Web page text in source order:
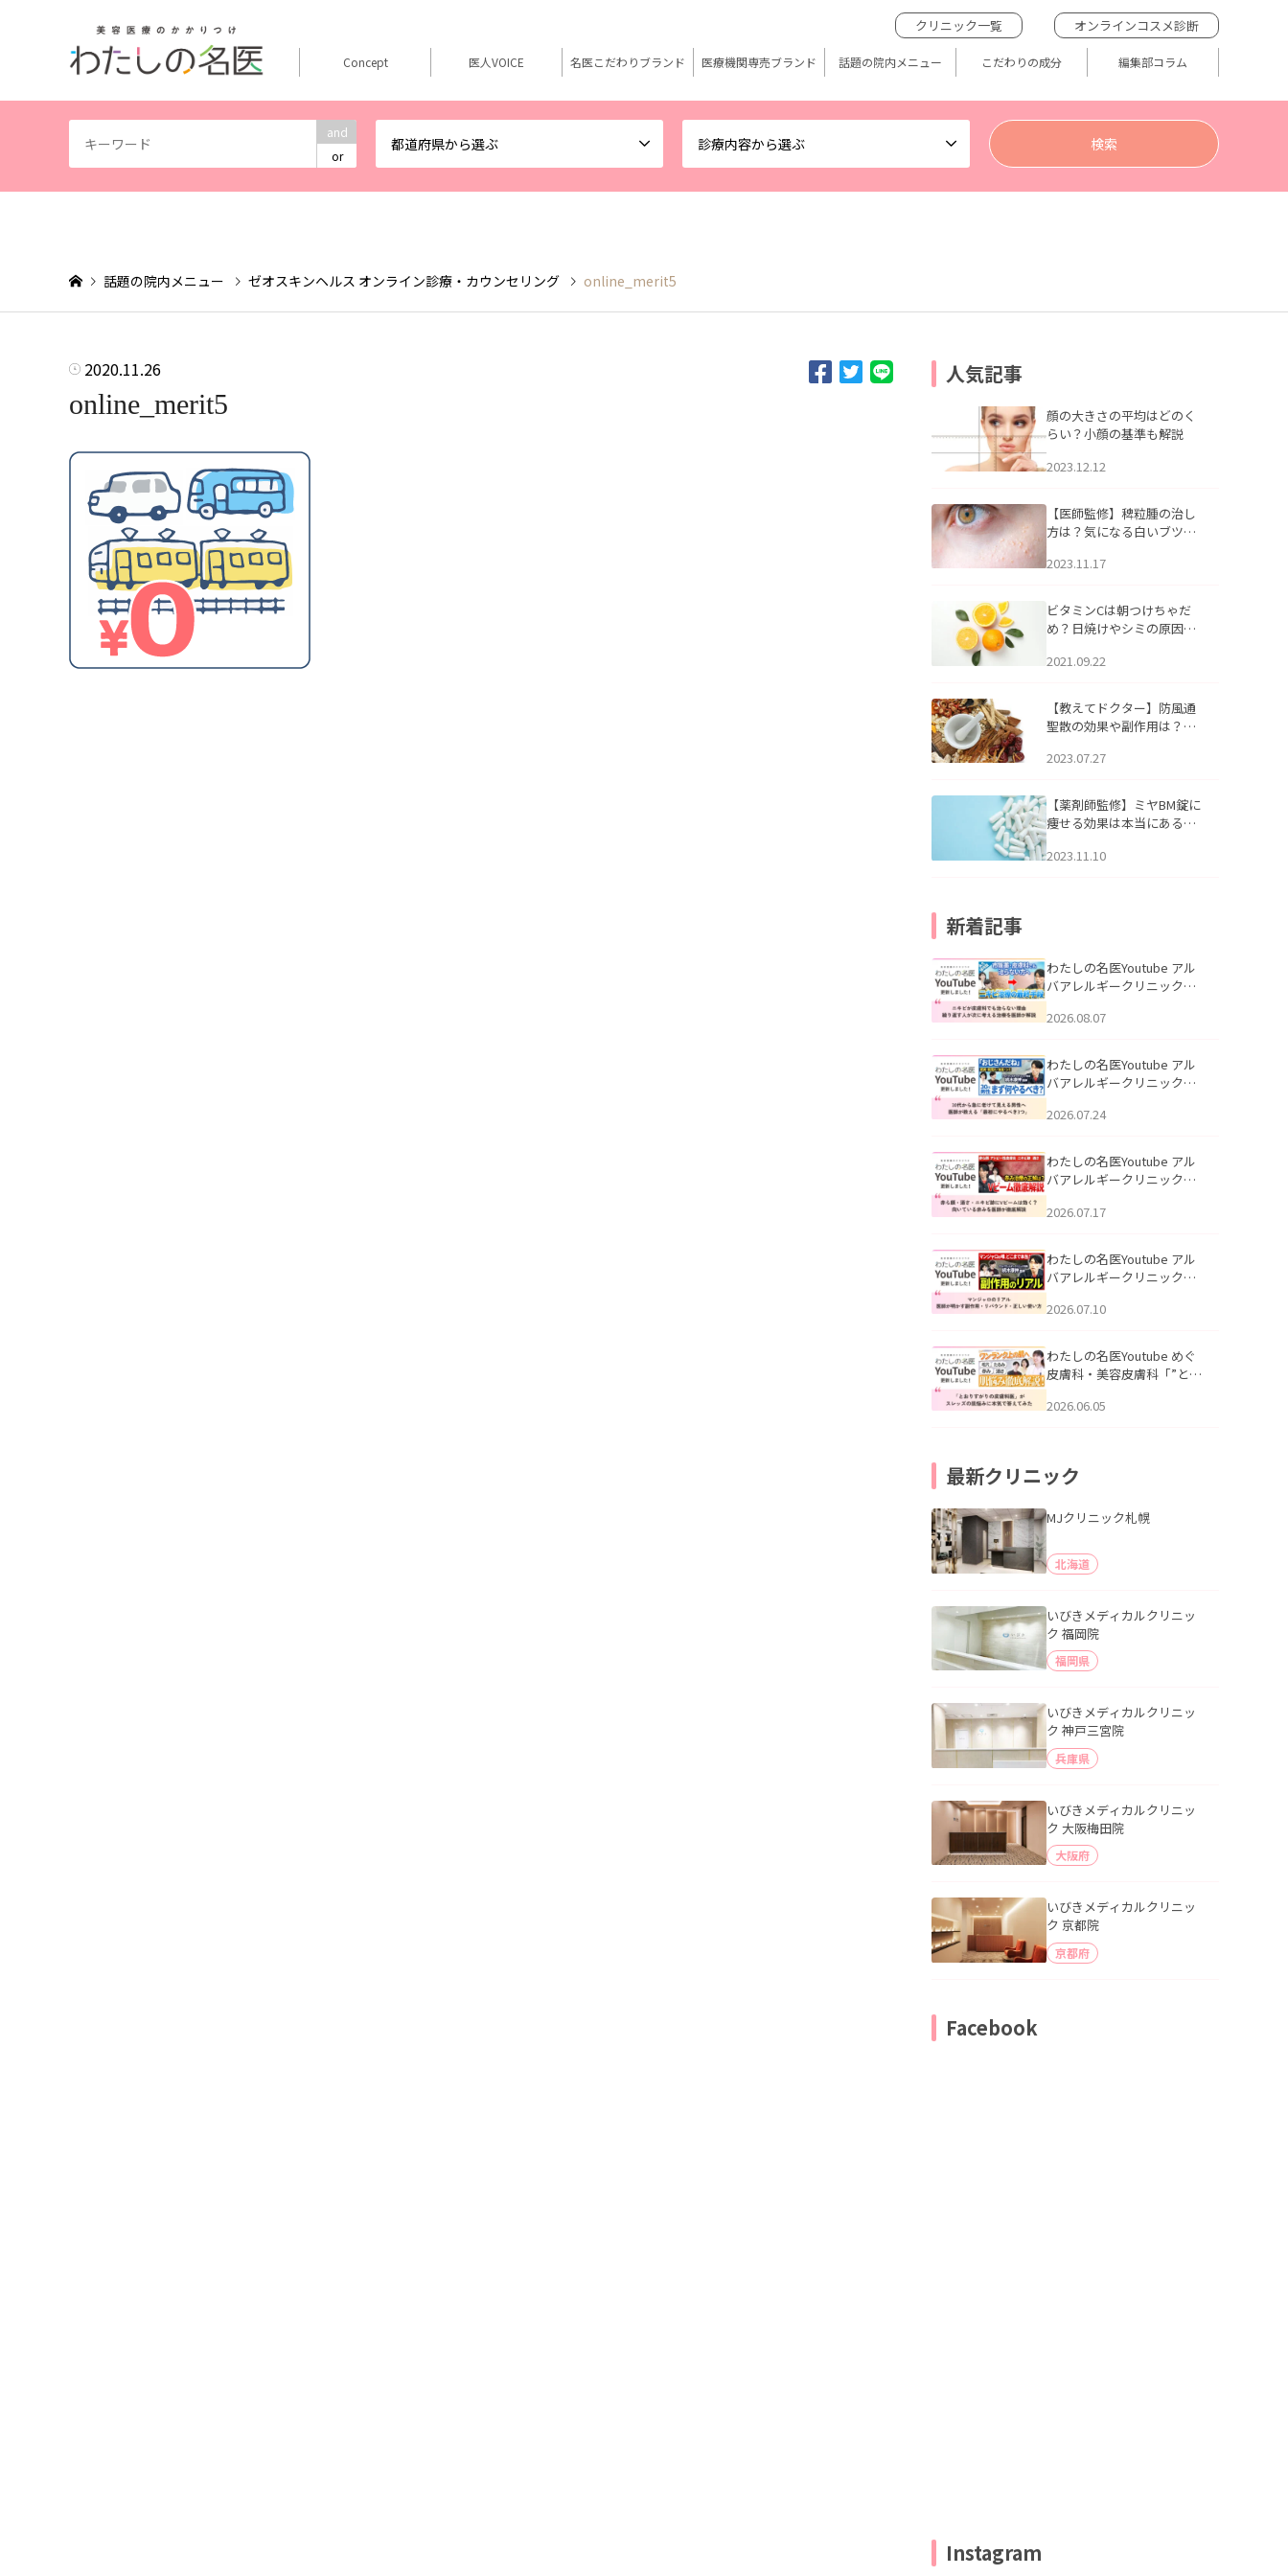
and
or
都道府県から選ぶ 診療内容から選ぶ
クリニック一覧 オンラインコスメ診断
Concept 医人VOICE 名医こだわりブランド 医療機関専売ブランド 話題の院内メニュー こだわりの成分 編集部コラム
話題の院内メニュー ゼオスキンヘルス オンライン診療・カウンセリング online_merit5
2020.11.26
online_merit5
人気記事
顔の大きさの平均はどのく
らい？小顔の基準も解説
2023.12.12
【医師監修】稗粒腫の治し
方は？気になる白いブツブ
アについて
2023.11.17
ビタミンCは朝つけちゃだ
め？日焼けやシミの原因に
2021.09.22
【教えてドクター】防風通
聖散の効果や副作用は？長
2023.07.27
【薬剤師監修】ミヤBM錠に
痩せる効果は本当にある
2023.11.10
新着記事
わたしの名医Youtube アル
バアレルギークリニック札
らない理由｜繰り返す人が
説」を公開いたしました。
2026.08.07
わたしの名医Youtube アル
バアレルギークリニック札
える男性へ｜医師が教える
公開いたしました。
2026.07.24
わたしの名医Youtube アル
バアレルギークリニック札
跡にVビームは効く？向いて
説」を公開いたしました。
2026.07.17
わたしの名医Youtube アル
バアレルギークリニック札
医師が明かす副作用・リバ
公開いたしました。
2026.07.10
わたしの名医Youtube めぐ
皮膚科・美容皮膚科「”とお
ッズの肌悩みに本気で答え
2026.06.05
最新クリニック
MJクリニック札幌
北海道
いびきメディカルクリニッ
ク 福岡院
福岡県
いびきメディカルクリニッ
ク 神戸三宮院
兵庫県
いびきメディカルクリニッ
ク 大阪梅田院
大阪府
いびきメディカルクリニッ
ク 京都院
京都府
Facebook
Instagram